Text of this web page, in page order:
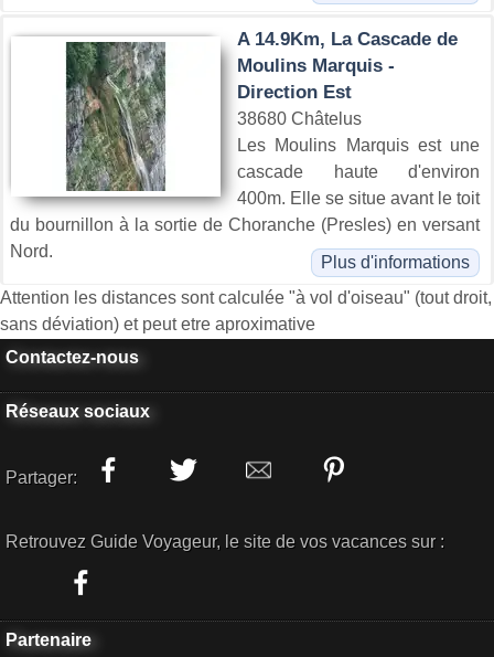
A 14.9Km, La Cascade de
Moulins Marquis -
Direction Est
38680 Châtelus
Les Moulins Marquis est une
cascade haute d'environ
400m. Elle se situe avant le toit
du bournillon à la sortie de Choranche (Presles) en versant
Nord.
Plus d'informations
Attention les distances sont calculée "à vol d'oiseau" (tout droit,
sans déviation) et peut etre aproximative
Contactez-nous
Réseaux sociaux
Partager:
Retrouvez Guide Voyageur, le site de vos vacances sur :
Partenaire